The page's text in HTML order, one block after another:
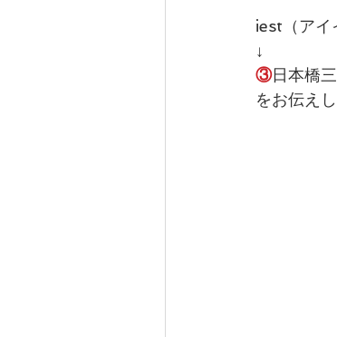
iest（アイ
↓
③日本橋
をお伝えし